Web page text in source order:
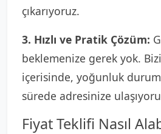
çıkarıyoruz.
3. Hızlı ve Pratik Çözüm:
beklemenize gerek yok. Bizi
içerisinde, yoğunluk
sürede adresinize
Fiyat Teklifi Nasıl